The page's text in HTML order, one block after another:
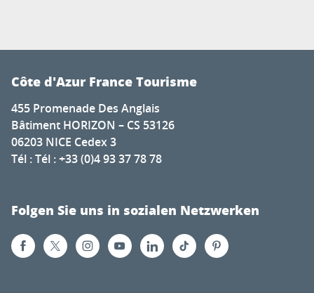
Côte d'Azur France Tourisme
455 Promenade Des Anglais
Bâtiment HORIZON – CS 53126
06203 NICE Cedex 3
Tél : Tél : +33 (0)4 93 37 78 78
Folgen Sie uns in sozialen Netzwerken